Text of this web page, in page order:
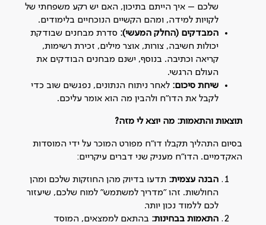
שלכם – איך הייתם בתיכון, האם יש רקע משפחתי של
לקויות למידה, ומהם הקשיים הנוכחיים בלימודים.
המבדקים (החלק המעשי): סדרת מבחנים שבודקת
יכולות חשיבה, צורות, אוצר מילים, זכירת רשימות,
קריאה וכתיבה. בנוסף, ישנם מבחנים הבודקים את
העולם הרגשי.
שיחת סיכום: לאחר ניתוח הנתונים, נפגשים שוב כדי
לקבל את הדו"ח ולהבין מה הוא אומר עליכם.
תוצאות והתאמות: מה יוצא לי מזה?
בסיום התהליך תקבלו דו"ח מפורט המוכר על ידי המוסדות
האקדמיים. הדו"ח מעניק שני דברים עיקריים:
הבנה עצמית: תדעו בדיוק מהן החוזקות שלכם ומהן
החולשות. זהו "מדריך למשתמש" למוח שלכם, שיעזור
לכם ללמוד נכון יותר.
התאמות בבחינות: בהתאם לממצאים, המוסד